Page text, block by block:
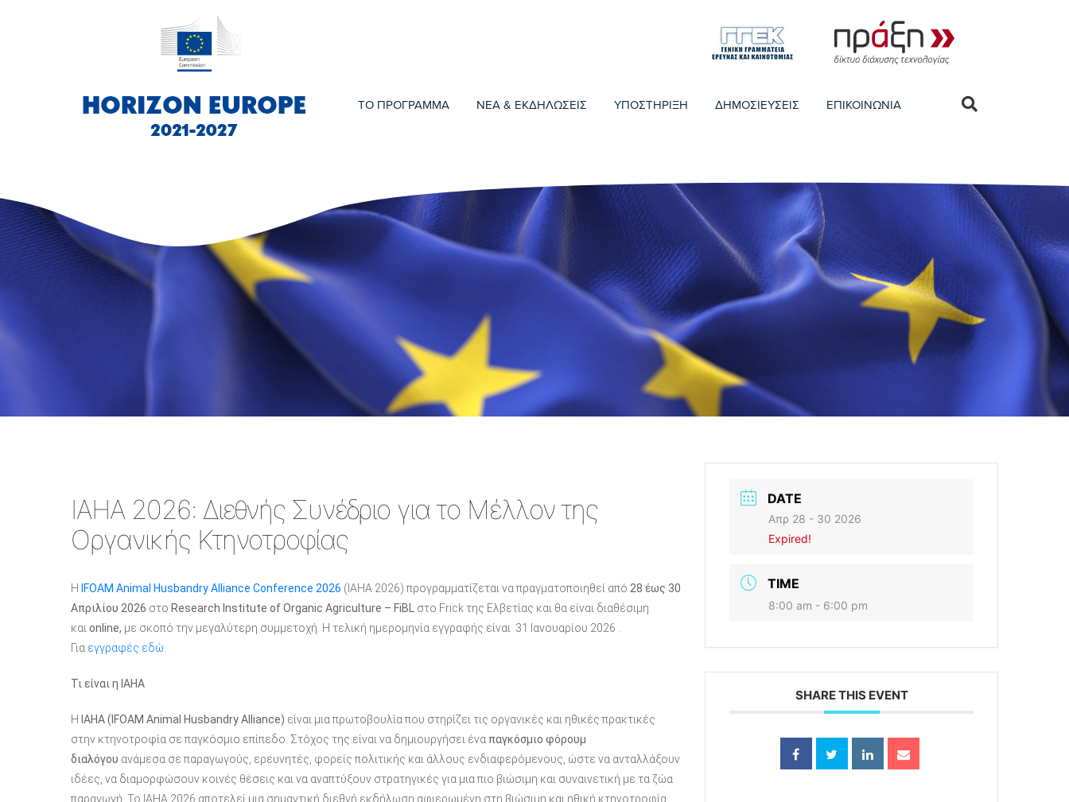
ΤΟ ΠΡΟΓΡΑΜΜΑ ΝΕΑ & ΕΚΔΗΛΩΣΕΙΣ ΥΠΟΣΤΗΡΙΞΗ ΔΗΜΟΣΙΕΥΣΕΙΣ ΕΠΙΚΟΙΝΩΝΙΑ
IAHA 2026: Διεθνής Συνέδριο για το Μέλλον της
Οργανικής Κτηνοτροφίας
Η IFOAM Animal Husbandry Alliance Conference 2026 (IAHA 2026) προγραμματίζεται να πραγματοποιηθεί από 28 έως 30
Απριλίου 2026 στο Research Institute of Organic Agriculture – FiBL
στο Frick της Ελβετίας και θα είναι διαθέσιμη
και online, με σκοπό την μεγαλύτερη συμμετοχή. Η τελική ημερομηνία εγγραφής είναι 31 Ιανουαρίου 2026 .
Για εγγραφές εδώ
Τι είναι η IAHA
Η IAHA (IFOAM Animal Husbandry Alliance) είναι μια πρωτοβουλία που στηρίζει τις οργανικές και ηθικές πρακτικές
στην κτηνοτροφία σε παγκόσμιο επίπεδο. Στόχος της είναι να δημιουργήσει ένα παγκόσμιο φόρουμ
διαλόγου ανάμεσα σε παραγωγούς, ερευνητές, φορείς πολιτικής και άλλους ενδιαφερόμενους, ώστε να ανταλλάξουν
ιδέες, να διαμορφώσουν κοινές θέσεις και να αναπτύξουν στρατηγικές για μια πιο βιώσιμη και συναινετική με τα ζώα
παραγωγή. Το IAHA 2026 αποτελεί μια σημαντική διεθνή εκδήλωση αφιερωμένη στη βιώσιμη και ηθική κτηνοτροφία,
DATE
Απρ 28 - 30 2026
Expired!
TIME
8:00 am - 6:00 pm
SHARE THIS EVENT